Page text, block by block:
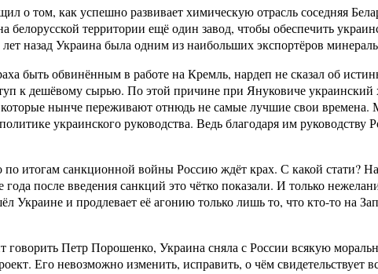
о том, как успешно развивает химическую отрасль соседняя
белорусской территории ещё один завод, чтобы обеспечить
назад Украина была одним из наибольших экспортёров
быть обвинённым в работе на Кремль, нардеп не сказал об
к дешёвому сырью. По этой причине при Януковиче украинский
нынче переживают отнюдь не самые лучшие свои времена.
украинского руководства. Ведь благодаря им руководству
итогам санкционной войны Россию ждёт крах. С какой стати?
после введения санкций это чётко показали. И только
Украине и продлевает её агонию только лишь то, что кто-то на
Петр Порошенко, Украина сняла с России всякую
Его невозможно изменить, исправить, о чём свидетельствует